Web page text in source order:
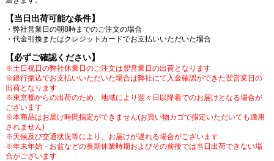
【当日出荷可能な条件】
・弊社営業日の朝8時までのご注文の場合
・代金引換またはクレジットカードでお支払いいただいた場合
【必ずご確認ください】
※土日祝日の弊社休業日のご注文は翌営業日の出荷となります
※銀行振込でお支払いいただいた場合は弊社にて入金確認ができた翌営業日の
出荷となります
※東京都からの出荷のため、地域により翌々日以降着でのお届けとなる場合が
ございます
※本商品はお届け時間指定ができません(お買い物カゴで指定いただいても適用
されません)
※天候及び交通状況等により、お届けが遅れる場合がございます
※年末年始・お盆などの長期休業時期およびその前後では当日出荷できない場
合がございます